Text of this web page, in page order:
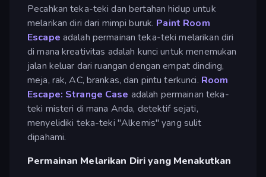
Pecahkan teka-teki dan bertahan hidup untuk
melarikan diri dari mimpi buruk. Paint Room
Escape adalah permainan teka-teki melarikan diri
di mana kreativitas adalah kunci untuk menemukan
jalan keluar dari ruangan dengan empat dinding,
meja, rak, AC, brankas, dan pintu terkunci. Room
Escape: Strange Case adalah permainan teka-
teki misteri di mana Anda, detektif sejati,
menyelidiki teka-teki "Alkemis" yang sulit
dipahami.
Permainan Melarikan Diri yang Menakutkan